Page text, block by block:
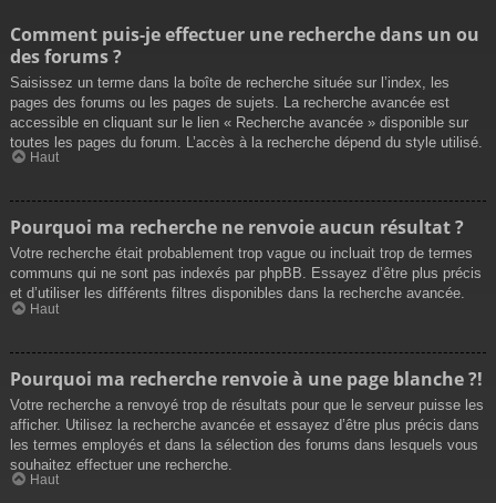
Comment puis-je effectuer une recherche dans un ou
des forums ?
Saisissez un terme dans la boîte de recherche située sur l’index, les
pages des forums ou les pages de sujets. La recherche avancée est
accessible en cliquant sur le lien « Recherche avancée » disponible sur
toutes les pages du forum. L’accès à la recherche dépend du style utilisé.
Haut
Pourquoi ma recherche ne renvoie aucun résultat ?
Votre recherche était probablement trop vague ou incluait trop de termes
communs qui ne sont pas indexés par phpBB. Essayez d’être plus précis
et d’utiliser les différents filtres disponibles dans la recherche avancée.
Haut
Pourquoi ma recherche renvoie à une page blanche ?!
Votre recherche a renvoyé trop de résultats pour que le serveur puisse les
afficher. Utilisez la recherche avancée et essayez d’être plus précis dans
les termes employés et dans la sélection des forums dans lesquels vous
souhaitez effectuer une recherche.
Haut